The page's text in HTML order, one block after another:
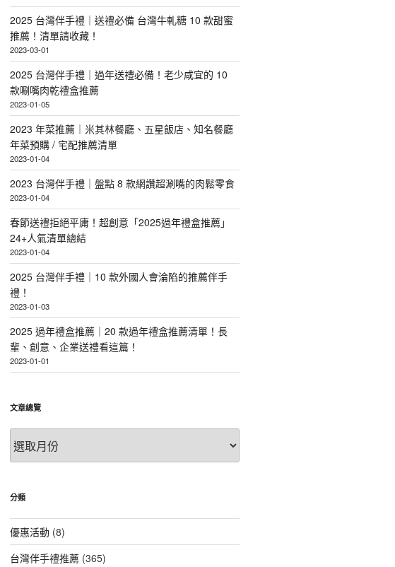
2025 台灣伴手禮｜送禮必備 台灣牛軋糖 10 款甜蜜
推薦！清單請收藏！
2023-03-01
2025 台灣伴手禮｜過年送禮必備！老少咸宜的 10
款唰嘴肉乾禮盒推薦
2023-01-05
2023 年菜推薦｜米其林餐廳、五星飯店、知名餐廳
年菜預購 / 宅配推薦清單
2023-01-04
2023 台灣伴手禮｜盤點 8 款網讚超涮嘴的肉鬆零食
2023-01-04
春節送禮拒絕平庸！超創意「2025過年禮盒推薦」
24+人氣清單總結
2023-01-04
2025 台灣伴手禮｜10 款外國人會淪陷的推薦伴手
禮！
2023-01-03
2025 過年禮盒推薦｜20 款過年禮盒推薦清單！長
輩、創意、企業送禮看這篇！
2023-01-01
文章總覽
章
總
分類
優惠活動(8)
台灣伴手禮推薦(365)